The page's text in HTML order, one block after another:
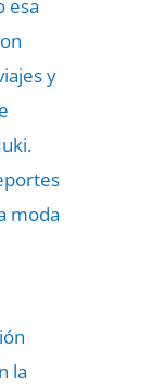
esa
y
moda
la